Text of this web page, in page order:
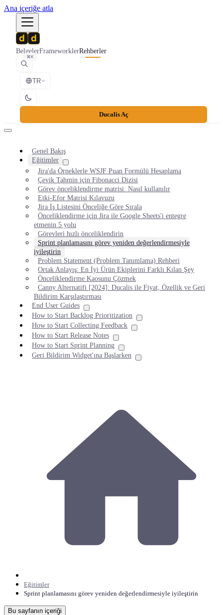
Ana içeriğe atla
BelgelerFrameworklerRehberler
⌘K
TR
Ducalis Aç
Genel Bakış
Eğitimler
Jira'da Örneklerle WSJF Puan Formülü Hesaplama
Çevik Tahmin için Fibonacci Dizisi
Görev önceliklendirme matrisi: Nasıl kullanılır
Etki-Efor Matrisi Kılavuzu
Jira İş Listesini Önceliğe Göre Sırala
Önceliklendirme için Jira ile Google Sheets'i entegre
etmenin 5 yolu
Görevleri hızlı önceliklendirin
Sprint planlamasını görev yeniden değerlendirmesiyle
iyileştirin
Problem Statement (Problem Tanımlama) Rehberi
Ortak Anlayış: En İyi Ürün Ekiplerini Farklı Kılan Şey
Önceliklendirme Kaosunu Çözmek
Canny Alternatifi [2024]: Ducalis ile Fiyat, Özellik ve Geri
Bildirim Karşılaştırması
End User Guides
How to Start Backlog Prioritization
How to Start Collecting Feedback
How to Start Release Notes
How to Start Sprint Planning
Geri Bildirim Widget'ına Başlarken
Eğitimler
Sprint planlamasını görev yeniden değerlendirmesiyle iyileştirin
Bu sayfanın içeriği